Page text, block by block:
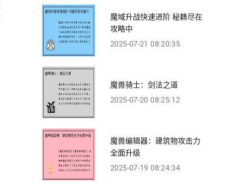
魔域升战快速进阶 秘籍尽在
攻略中
2025-07-21 08:20:35
魔兽骑士：剑法之道
2025-07-20 08:25:12
魔兽编辑器：建筑物攻击力
全面升级
2025-07-19 08:24:34